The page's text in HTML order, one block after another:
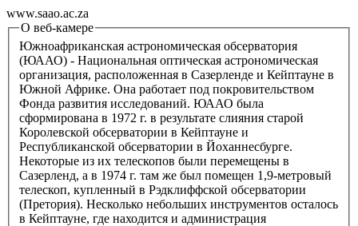
www.saao.ac.za
О веб-камере
Южноафриканская астрономическая обсерватория
(ЮААО) - Национальная оптическая астрономическая
организация, расположенная в Сазерленде и Кейптауне в
Южной Африке. Она работает под покровительством
Фонда развития исследований. ЮААО была
сформирована в 1972 г. в результате слияния старой
Королевской обсерватории в Кейптауне и
Республиканской обсерватории в Йоханнесбурге.
Некоторые из их телескопов были перемещены в
Сазерленд, а в 1974 г. там же был помещен 1,9-метровый
телескоп, купленный в Рэдклиффской обсерватории
(Претория). Несколько небольших инструментов осталось
в Кейптауне, где находится и администрация